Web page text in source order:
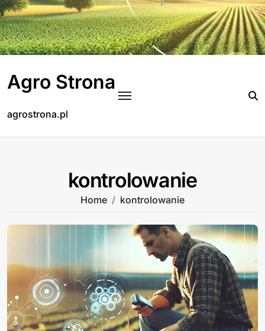
Skip
to
content
Agro Strona
agrostrona.pl
kontrolowanie
Home kontrolowanie